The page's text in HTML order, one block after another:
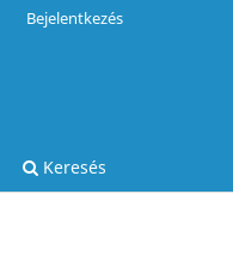
Keresés
Bejelentkezés